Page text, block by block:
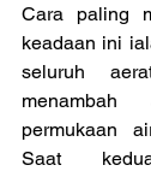
Cara paling
keadaan ini
seluruh
permukaan
Saat